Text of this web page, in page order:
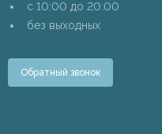
c 10:00 до 20:00
без выходных
Обратный звонок